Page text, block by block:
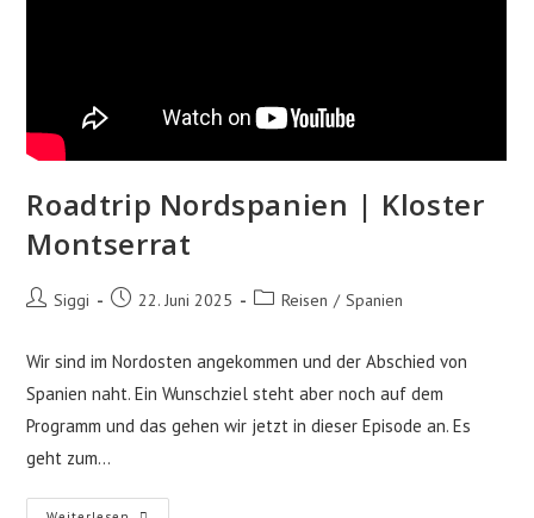
Roadtrip Nordspanien | Kloster
Montserrat
Beitrags-
Siggi
Beitrag22. Juni 2025
Beitrags-
Reisen / Spanien
Wir sind im Nordosten angekommen und der Abschied von
Spanien naht. Ein Wunschziel steht aber noch auf dem
Programm und das gehen wir jetzt in dieser Episode an. Es
geht zum…